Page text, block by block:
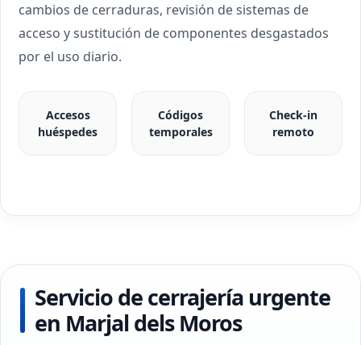
cambios de cerraduras, revisión de sistemas de
acceso y sustitución de componentes desgastados
por el uso diario.
Accesos
huéspedes
Códigos
temporales
Check-in
remoto
Servicio de cerrajería urgente
en Marjal dels Moros